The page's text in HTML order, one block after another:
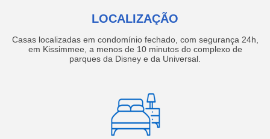
LOCALIZAÇÃO
Casas localizadas em condomínio fechado, com segurança 24h,
em Kissimmee, a menos de 10 minutos do complexo de
parques da Disney e da Universal.